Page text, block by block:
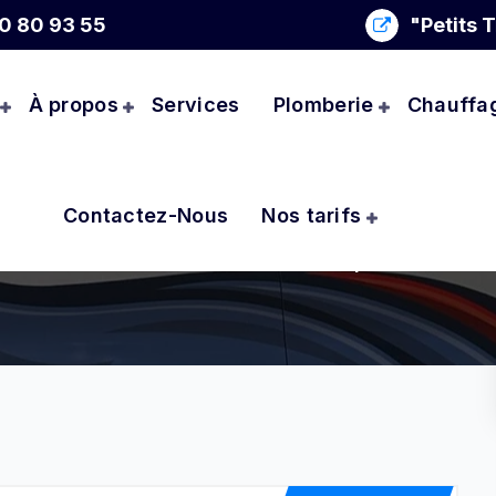
80 93 55 "Petits
À propos Services Plomberie
Contactez-Nous Nos tarifs
Guide Complet Hivernal